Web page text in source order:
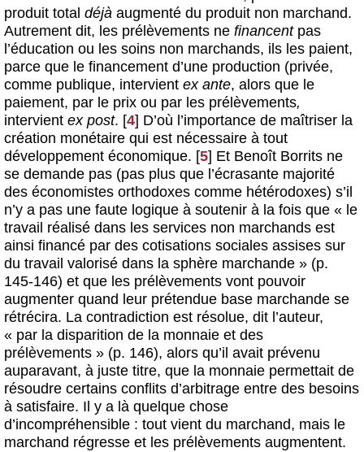
produit total déjà augmenté du produit non marchand.
Autrement dit, les prélèvements ne financent pas
l’éducation ou les soins non marchands, ils les paient,
parce que le financement d’une production (privée,
comme publique, intervient ex ante, alors que le
paiement, par le prix ou par les prélèvements,
intervient ex post. [4] D’où l’importance de maîtriser la
création monétaire qui est nécessaire à tout
développement économique. [5] Et Benoît Borrits ne
se demande pas (pas plus que l’écrasante majorité
des économistes orthodoxes comme hétérodoxes) s’il
n’y a pas une faute logique à soutenir à la fois que « le
travail réalisé dans les services non marchands est
ainsi financé par des cotisations sociales assises sur
du travail valorisé dans la sphère marchande » (p.
145-146) et que les prélèvements vont pouvoir
augmenter quand leur prétendue base marchande se
rétrécira. La contradiction est résolue, dit l’auteur,
« par la disparition de la monnaie et des
prélèvements » (p. 146), alors qu’il avait prévenu
auparavant, à juste titre, que la monnaie permettait de
résoudre certains conflits d’arbitrage entre des besoins
à satisfaire. Il y a là quelque chose
d’incompréhensible : tout vient du marchand, mais le
marchand régresse et les prélèvements augmentent.